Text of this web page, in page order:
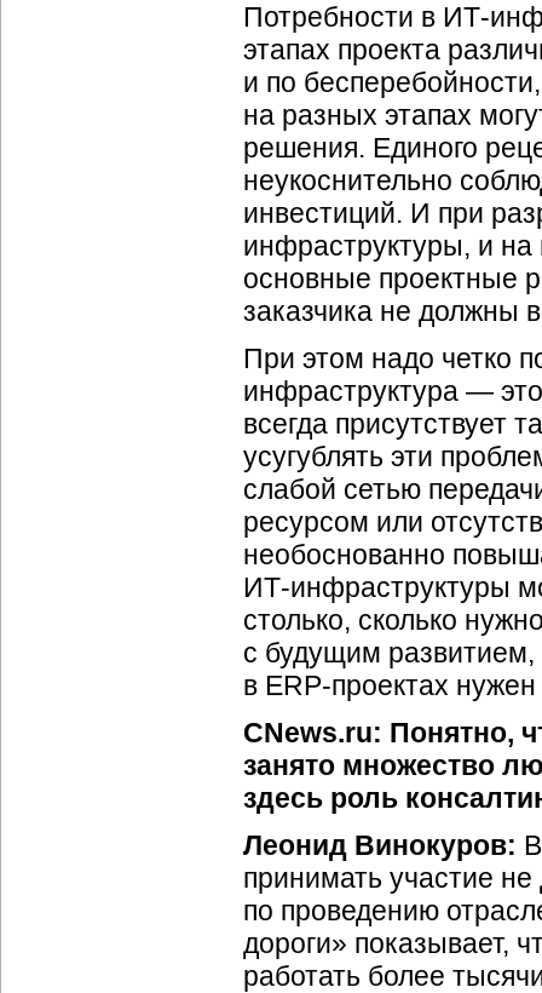
Потребности в ИТ-
этапах проекта
и по
на разных этапах
решения. Единого
неукоснительно
инвестиций. И при
инфраструктуры, и
основные проектные
заказчика не должны
При этом надо четко
инфраструктура —
всегда присутствует
усугублять эти
слабой сетью
ресурсом или
необоснованно
ИТ-инфраструктуры
столько, сколько
с будущим
в ERP-проектах нужен
CNews.ru: Понятно,
занято множество
здесь роль
Леонид Винокуров:
принимать участие
по проведению
дороги» показывает,
работать более